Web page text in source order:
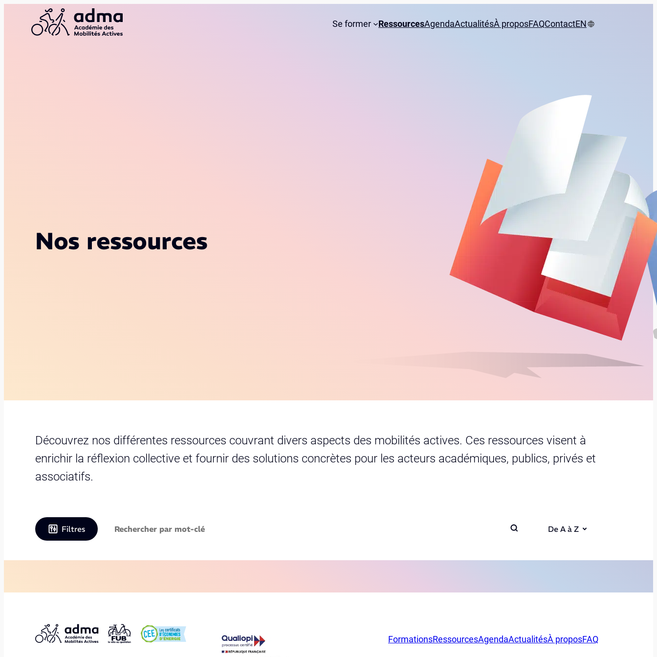
Se former RessourcesAgendaActualitésÀ proposFAQContactEN
Nos ressources
Découvrez nos différentes ressources couvrant divers aspects des mobilités actives. Ces ressources visent à
enrichir la réflexion collective et fournir des solutions concrètes pour les acteurs académiques, publics, privés et
associatifs.
Filtres De A à Z
FormationsRessourcesAgendaActualitésÀ proposFAQ